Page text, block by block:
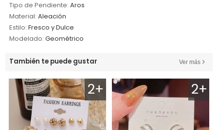
Tipo de Pendiente: Aros
Material: Aleación
Estilo: Fresco y Dulce
Modelado: Geométrico
También te puede gustar Ver más
2+ 2+